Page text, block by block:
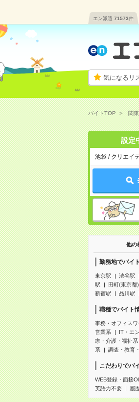
エン派遣 71573件
気になるリ
バイトTOP 関東
設定
池袋 / クリエイ
他の
勤務地でバイ
東京駅 渋谷駅
駅
田町(東京都
新宿駅
品川駅
職種でバイト
事務・オフィスワ
営業系
IT・エ
療・介護・福祉系
系
調査・教育
こだわりでバ
WEB登録・面接
英語力不要
履